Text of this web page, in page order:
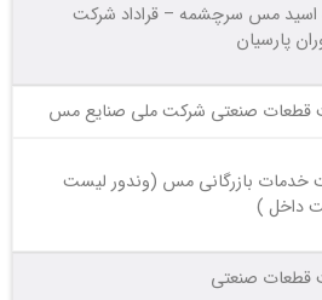
اسید مس سرچشمه – قراداد شرکت
پارسیان
صنعتی شرکت ملی صنایع مس
خدمات بازرگانی مس (وندور لیست
داخل )
صنعتی